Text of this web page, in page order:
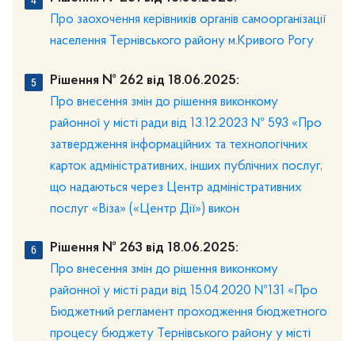
Про заохочення керівників органів самоорганізації
населення Тернівського району м.Кривого Рогу
Рішення № 262 від 18.06.2025:
Про внесення змін до рішення виконкому
районної у місті ради від 13.12.2023 № 593 «Про
затвердження інформаційних та технологічних
карток адміністративних, інших публічних послуг,
що надаються через Центр адміністративних
послуг «Віза» («Центр Дії») викон
Рішення № 263 від 18.06.2025:
Про внесення змін до рішення виконкому
районної у місті ради від 15.04.2020 №131 «Про
Бюджетний регламент проходження бюджетного
процесу бюджету Тернівського району у місті